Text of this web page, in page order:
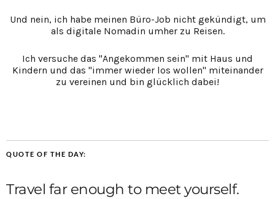
Und nein, ich habe meinen Büro-Job nicht gekündigt, um
als digitale Nomadin umher zu Reisen.
Ich versuche das "Angekommen sein" mit Haus und
Kindern und das "immer wieder los wollen" miteinander
zu vereinen und bin glücklich dabei!
QUOTE OF THE DAY:
Travel far enough to meet yourself.